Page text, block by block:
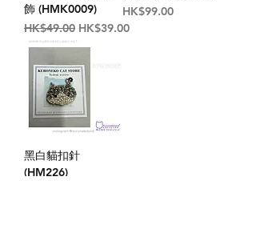
飾 (HMK0009)
一般價格
HK$49.00 促銷價格
HK$39.00
價格
HK$99.00
黑白貓扣針
(HM226)